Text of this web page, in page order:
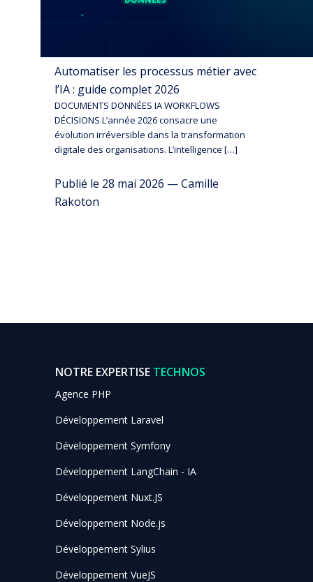
Automatiser les processus métier avec
l’IA : guide complet 2026
DOCUMENTS DONNÉES IA WORKFLOWS
DÉCISIONS L’année 2026 consacre une
évolution irréversible dans la transformation
digitale des organisations. L’intelligence […]
Publié le 28 mai 2026 — Camille
Rakoton
NOTRE EXPERTISE TECHNOS
Agence PHP
Développement Laravel
Développement Symfony
Développement LangChain - IA
Développement Nuxt.JS
Développement Node.js
Développement Sylius
Développement VueJS